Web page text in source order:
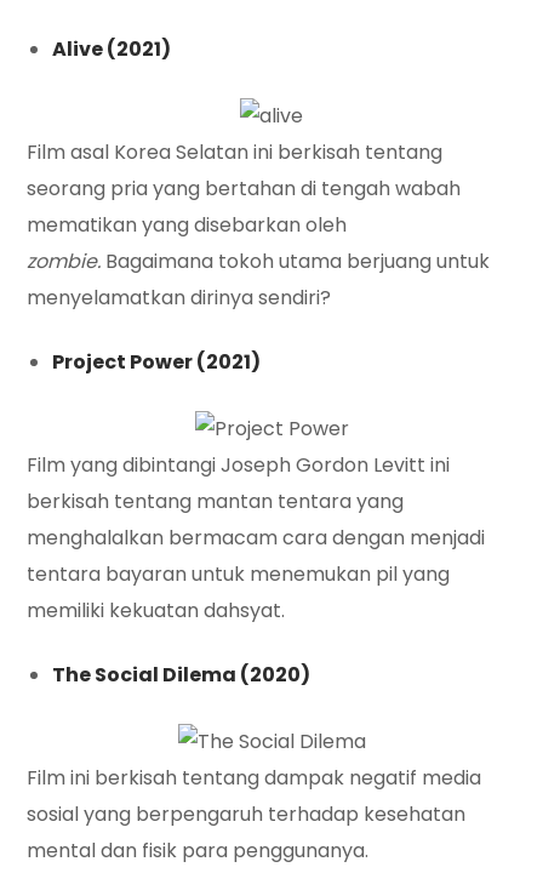
Alive (2021)
Film asal Korea Selatan ini berkisah tentang
seorang pria yang bertahan di tengah wabah
mematikan yang disebarkan oleh
zombie. Bagaimana tokoh utama berjuang untuk
menyelamatkan dirinya sendiri?
Project Power (2021)
Film yang dibintangi Joseph Gordon Levitt ini
berkisah tentang mantan tentara yang
menghalalkan bermacam cara dengan menjadi
tentara bayaran untuk menemukan pil yang
memiliki kekuatan dahsyat.
The Social Dilema (2020)
Film ini berkisah tentang dampak negatif media
sosial yang berpengaruh terhadap kesehatan
mental dan fisik para penggunanya.